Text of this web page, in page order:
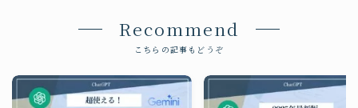
Recommend
こちらの記事もどうぞ